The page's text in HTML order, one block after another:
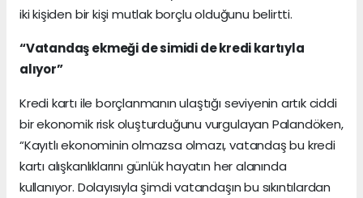
iki kişiden bir kişi mutlak borçlu olduğunu belirtti.
“Vatandaş ekmeği de simidi de kredi kartıyla
alıyor”
Kredi kartı ile borçlanmanın ulaştığı seviyenin artık ciddi
bir ekonomik risk oluşturduğunu vurgulayan Palandöken,
“Kayıtlı ekonominin olmazsa olmazı, vatandaş bu kredi
kartı alışkanlıklarını günlük hayatın her alanında
kullanıyor. Dolayısıyla şimdi vatandaşın bu sıkıntılardan